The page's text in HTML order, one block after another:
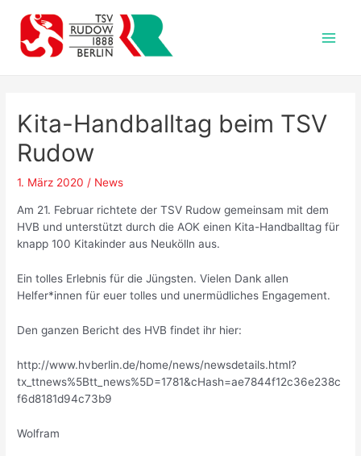
Inhalt
springen
Kita-Handballtag beim TSV
Rudow
1. März 2020/ News
Am 21. Februar richtete der TSV Rudow gemeinsam mit dem
HVB und unterstützt durch die AOK einen Kita-Handballtag für
knapp 100 Kitakinder aus Neukölln aus.
Ein tolles Erlebnis für die Jüngsten. Vielen Dank allen
Helfer*innen für euer tolles und unermüdliches Engagement.
Den ganzen Bericht des HVB findet ihr hier:
http://www.hvberlin.de/home/news/newsdetails.html?
tx_ttnews%5Btt_news%5D=1781&cHash=ae7844f12c36e238c
f6d8181d94c73b9
Wolfram